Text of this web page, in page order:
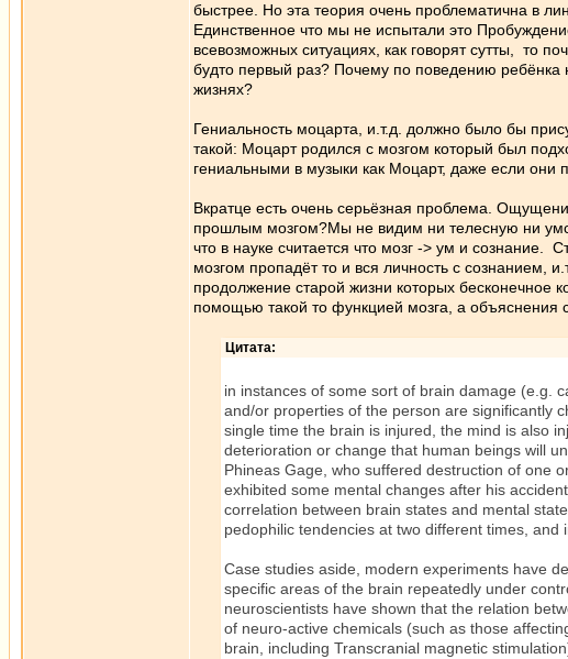
быстрее. Но эта теория очень проблематична в
Единственное что мы не испытали это
всевозможных ситуациях, как говорят сутты, то
будто первый раз? Почему по поведению
жизнях?
Гениальность моцарта, и.т.д. должно было бы
такой: Моцарт родился с мозгом который был
гениальными в музыки как Моцарт, даже если они
Вкратце есть очень серьёзная проблема.
прошлым мозгом?Мы не видим ни телесную ни
что в науке считается что мозг -> ум и сознание.
мозгом пропадёт то и вся личность с сознанием,
продолжение старой жизни которых бесконечное
помощью такой то функцией мозга, а объяснения
Цитата:
in instances of some sort of brain damage (e.g.
and/or properties of the person are significantly
single time the brain is injured, the mind is also
deterioration or change that human beings will
Phineas Gage, who suffered destruction of one
exhibited some mental changes after his
correlation between brain states and mental
pedophilic tendencies at two different times,
Case studies aside, modern experiments have
specific areas of the brain repeatedly under
neuroscientists have shown that the relation
of neuro-active chemicals (such as those
brain, including Transcranial magnetic